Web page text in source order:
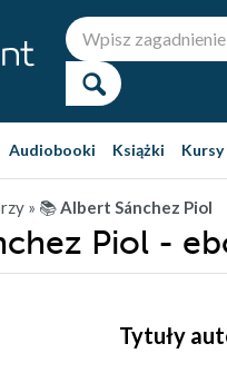
Audiobooki Książki
» 📚Albert Sánchez Piol
Piol -
Tytuły